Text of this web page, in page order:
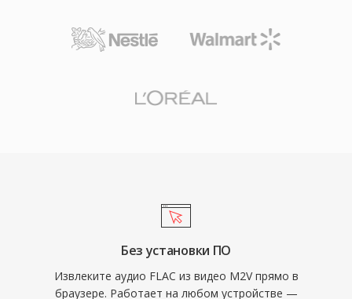
эффективный баланс между степенью
сжатия и возможностью произвольного
видео без аудио и информации о
делает этот формат важным
промежуточным звеном в
подготовке к телевещанию.
частота дискретизации до 655 кГц, что
обширна: смартфоны, автомобильные
используют FLAC для lossless-тарифов,
Три ключевых преимущества делают FLAC
убедительным выбором. Во-первых, полное
Без установки ПО
Извлеките аудио FLAC из видео M2V прямо в
браузере. Работает на любом устройстве —